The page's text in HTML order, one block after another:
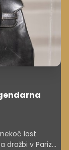
last
dražbi v Parizu